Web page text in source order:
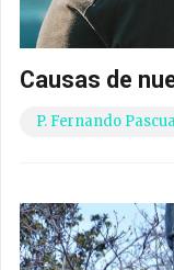
Causas de
P. Fernando